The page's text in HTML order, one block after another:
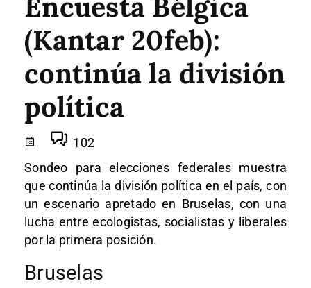
(Kantar 20feb):
continúa la división
política
102
Sondeo para elecciones federales muestra
que continúa la división política en el país, con
un escenario apretado en Bruselas, con una
lucha entre ecologistas, socialistas y liberales
por la primera posición.
Bruselas